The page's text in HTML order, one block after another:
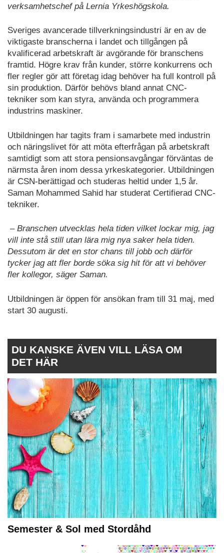
verksamhetschef på Lernia Yrkeshögskola.
Sveriges avancerade tillverkningsindustri är en av de
viktigaste branscherna i landet och tillgången på
kvalificerad arbetskraft är avgörande för branschens
framtid. Högre krav från kunder, större konkurrens och
fler regler gör att företag idag behöver ha full kontroll på
sin produktion. Därför behövs bland annat CNC-
tekniker som kan styra, använda och programmera
industrins maskiner.
Utbildningen har tagits fram i samarbete med industrin
och näringslivet för att möta efterfrågan på arbetskraft
samtidigt som att stora pensionsavgångar förväntas de
närmsta åren inom dessa yrkeskategorier. Utbildningen
är CSN-berättigad och studeras heltid under 1,5 år.
Saman Mohammed Sahid har studerat Certifierad CNC-
tekniker.
– Branschen utvecklas hela tiden vilket lockar mig, jag
vill inte stå still utan lära mig nya saker hela tiden.
Dessutom är det en stor chans till jobb och därför
tycker jag att fler borde söka sig hit för att vi behöver
fler kollegor, säger Saman.
Utbildningen är öppen för ansökan fram till 31 maj, med
start 30 augusti.
DU KANSKE ÄVEN VILL LÄSA OM
DET HÄR
Semester & Sol med Stordåhd